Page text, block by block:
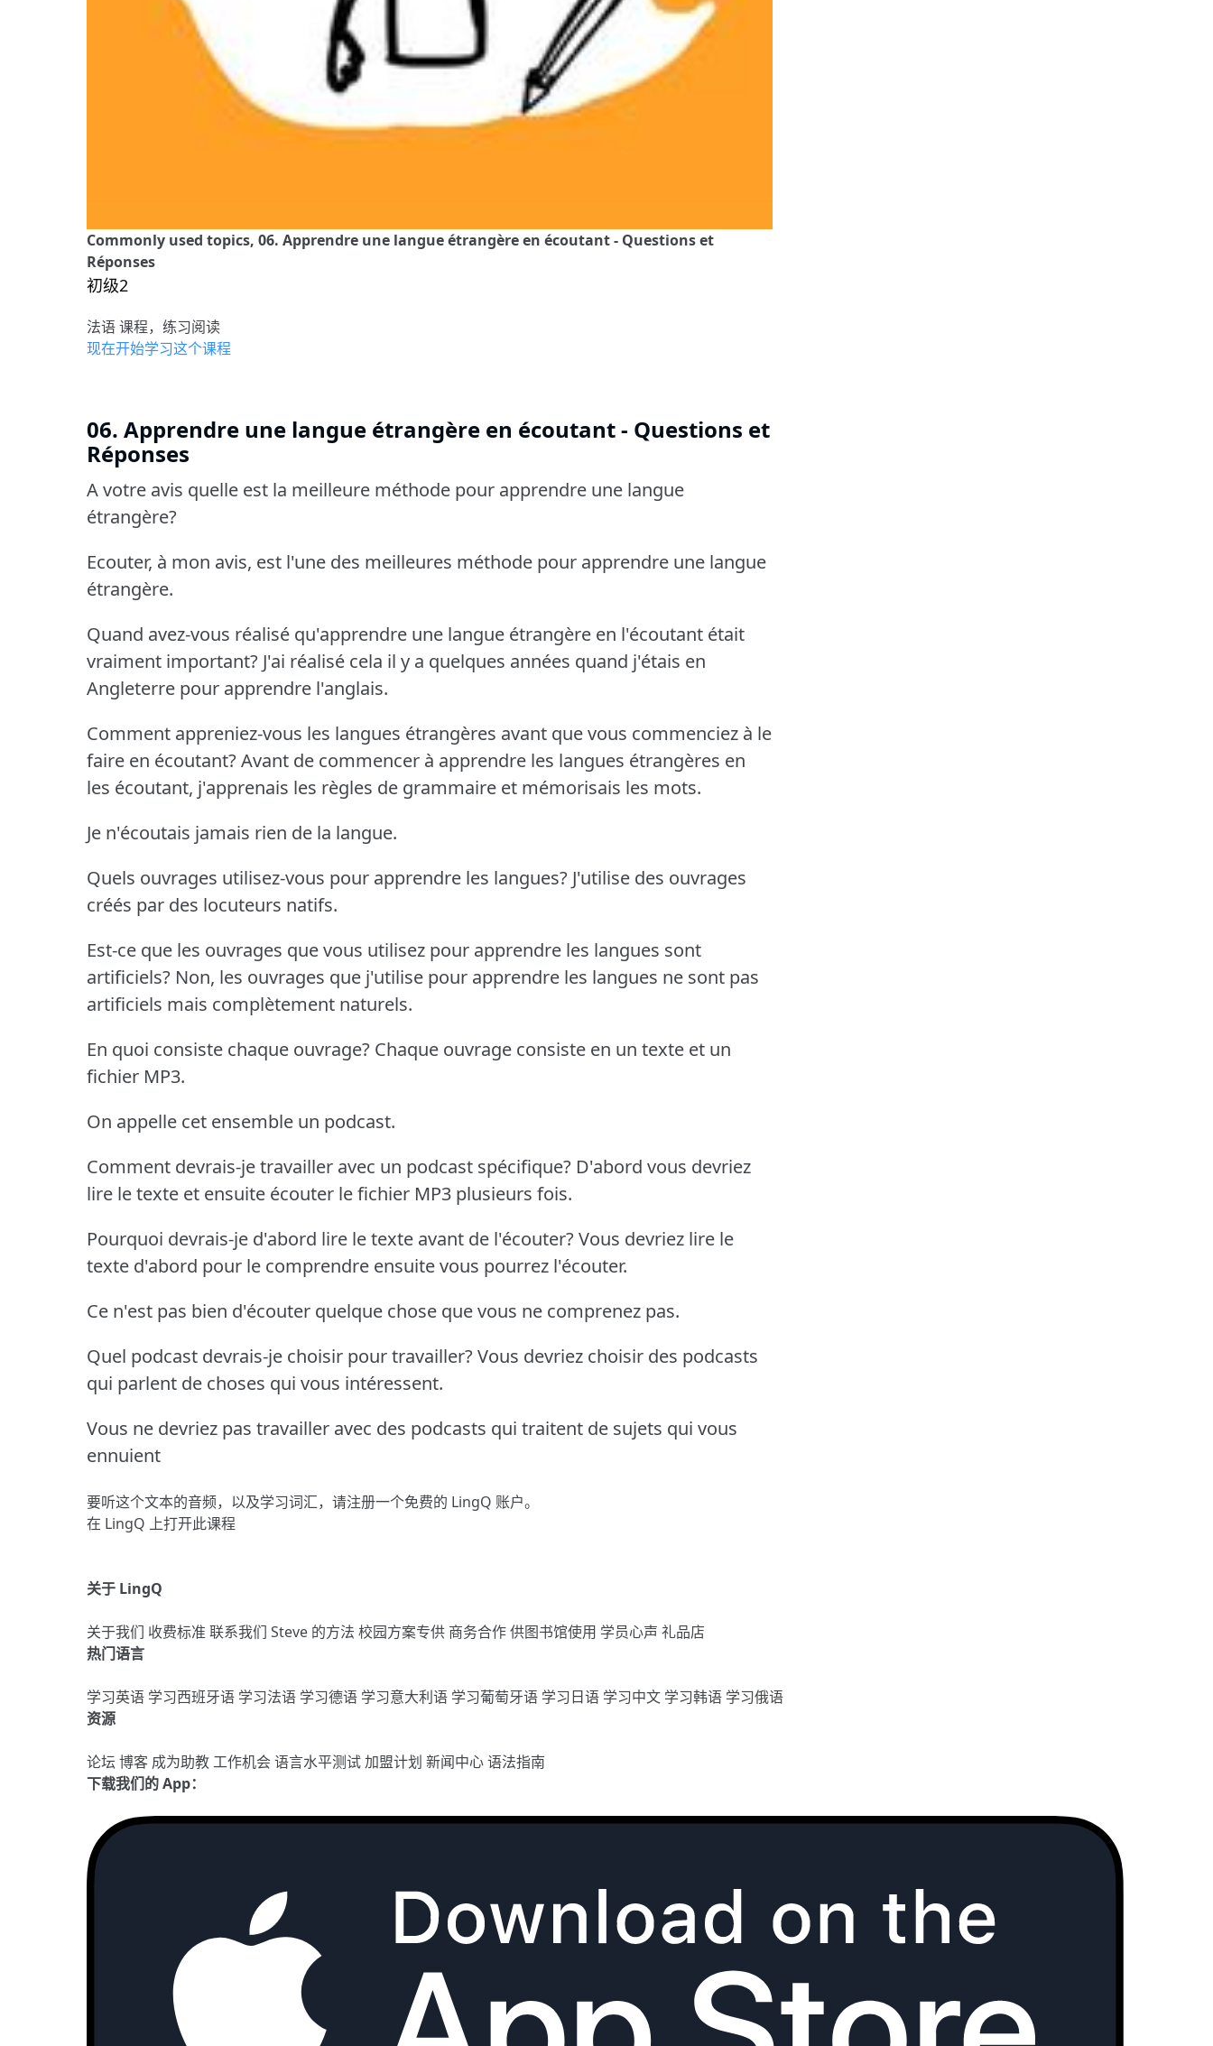
Commonly used topics, 06. Apprendre une langue étrangère en écoutant - Questions et
Réponses
初级2
法语 课程，练习阅读
现在开始学习这个课程
06. Apprendre une langue étrangère en écoutant - Questions et
Réponses
A votre avis quelle est la meilleure méthode pour apprendre une langue
étrangère?
Ecouter, à mon avis, est l'une des meilleures méthode pour apprendre une langue
étrangère.
Quand avez-vous réalisé qu'apprendre une langue étrangère en l'écoutant était
vraiment important? J'ai réalisé cela il y a quelques années quand j'étais en
Angleterre pour apprendre l'anglais.
Comment appreniez-vous les langues étrangères avant que vous commenciez à le
faire en écoutant?Avant de commencer à apprendre les langues étrangères en
les écoutant, j'apprenais les règles de grammaire et mémorisais les mots.
Je n'écoutais jamais rien de la langue.
Quels ouvrages utilisez-vous pour apprendre les langues? J'utilise des ouvrages
créés par des locuteurs natifs.
Est-ce que les ouvrages que vous utilisez pour apprendre les langues sont
artificiels? Non, les ouvrages que j'utilise pour apprendre les langues ne sont pas
artificiels mais complètement naturels.
En quoi consiste chaque ouvrage? Chaque ouvrage consiste en un texte et un
fichier MP3.
On appelle cet ensemble un podcast.
Comment devrais-je travailler avec un podcast spécifique? D'abord vous devriez
lire le texte et ensuite écouter le fichier MP3 plusieurs fois.
Pourquoi devrais-je d'abord lire le texte avant de l'écouter?Vous devriez lire le
texte d'abord pour le comprendre ensuite vous pourrez l'écouter.
Ce n'est pas bien d'écouter quelque chose que vous ne comprenez pas.
Quel podcast devrais-je choisir pour travailler?Vous devriez choisir des podcasts
qui parlent de choses qui vous intéressent.
Vous ne devriez pas travailler avec des podcasts qui traitent de sujets qui vous
ennuient
要听这个文本的音频，以及学习词汇，请注册一个免费的 LingQ 账户。
在 LingQ 上打开此课程
关于 LingQ
关于我们 收费标准 联系我们 Steve 的方法 校园方案专供 商务合作供图书馆使用 学员心声 礼品店
热门语言
学习英语 学习西班牙语 学习法语 学习德语 学习意大利语 学习葡萄牙语 学习日语 学习中文 学习韩语 学习俄语
资源
论坛 博客 成为助教工作机会语言水平测试加盟计划 新闻中心语法指南
下载我们的 App：